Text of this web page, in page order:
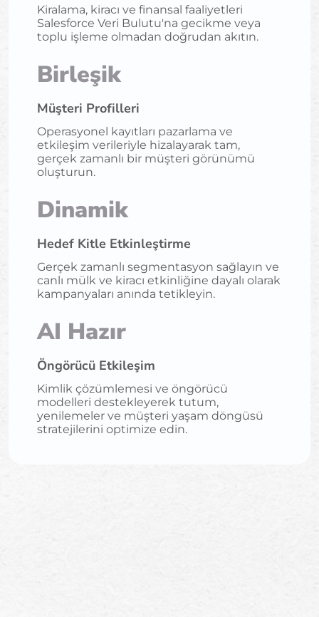
Kiralama, kiracı ve finansal faaliyetleri
Salesforce Veri Bulutu'na gecikme veya
toplu işleme olmadan doğrudan akıtın.
Birleşik
Müşteri Profilleri
Operasyonel kayıtları pazarlama ve
etkileşim verileriyle hizalayarak tam,
gerçek zamanlı bir müşteri görünümü
oluşturun.
Dinamik
Hedef Kitle Etkinleştirme
Gerçek zamanlı segmentasyon sağlayın ve
canlı mülk ve kiracı etkinliğine dayalı olarak
kampanyaları anında tetikleyin.
AI Hazır
Öngörücü Etkileşim
Kimlik çözümlemesi ve öngörücü
modelleri destekleyerek tutum,
yenilemeler ve müşteri yaşam döngüsü
stratejilerini optimize edin.